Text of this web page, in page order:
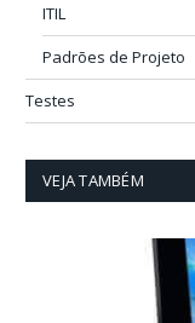
ITIL
Padrões de Projeto
Testes
VEJA TAMBÉM